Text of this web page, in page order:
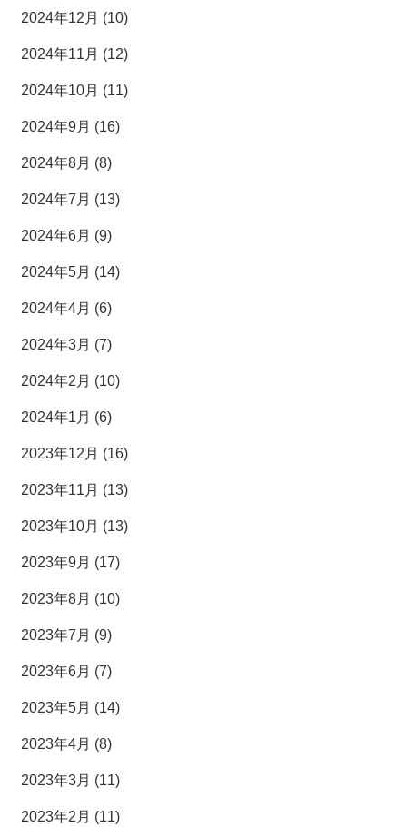
2024年12月 (10)
2024年11月 (12)
2024年10月 (11)
2024年9月 (16)
2024年8月 (8)
2024年7月 (13)
2024年6月 (9)
2024年5月 (14)
2024年4月 (6)
2024年3月 (7)
2024年2月 (10)
2024年1月 (6)
2023年12月 (16)
2023年11月 (13)
2023年10月 (13)
2023年9月 (17)
2023年8月 (10)
2023年7月 (9)
2023年6月 (7)
2023年5月 (14)
2023年4月 (8)
2023年3月 (11)
2023年2月 (11)